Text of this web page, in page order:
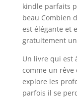
kindle parfaits
beau Combien
est élégante et
gratuitement
Un livre qui est
comme un rêve
explore les
parfois il se